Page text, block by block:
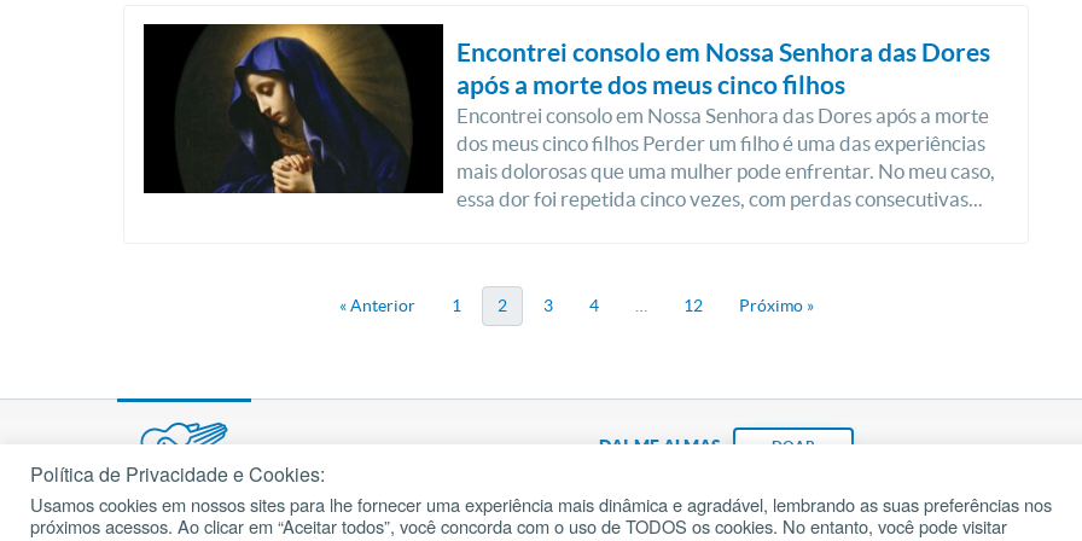
Encontrei consolo em Nossa Senhora das Dores
após a morte dos meus cinco filhos
Encontrei consolo em Nossa Senhora das Dores após a morte
dos meus cinco filhos Perder um filho é uma das experiências
mais dolorosas que uma mulher pode enfrentar. No meu caso,
essa dor foi repetida cinco vezes, com perdas consecutivas...
« Anterior 1 2 3 4 12 Próximo »
DAI-ME ALMAS DOAR
Fundação João Paulo II Pedido de Oração
cancaonova.com© 2002 – 2026
Política de Privacidade e Cookies:
Usamos cookies em nossos sites para lhe fornecer uma experiência mais dinâmica e agradável, lembrando as suas preferências nos
próximos acessos. Ao clicar em “Aceitar todos”, você concorda com o uso de TODOS os cookies. No entanto, você pode visitar